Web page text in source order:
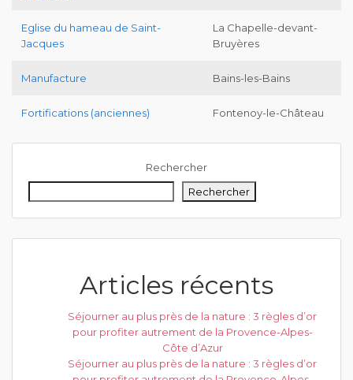
Eglise du hameau de Saint-
Jacques
La Chapelle-devant-
Bruyères
Manufacture Bains-les-Bains
Fortifications (anciennes) Fontenoy-le-Château
Rechercher
Rechercher
Articles récents
Séjourner au plus près de la nature : 3 règles d’or
pour profiter autrement de la Provence-Alpes-
Côte d’Azur
Séjourner au plus près de la nature : 3 règles d’or